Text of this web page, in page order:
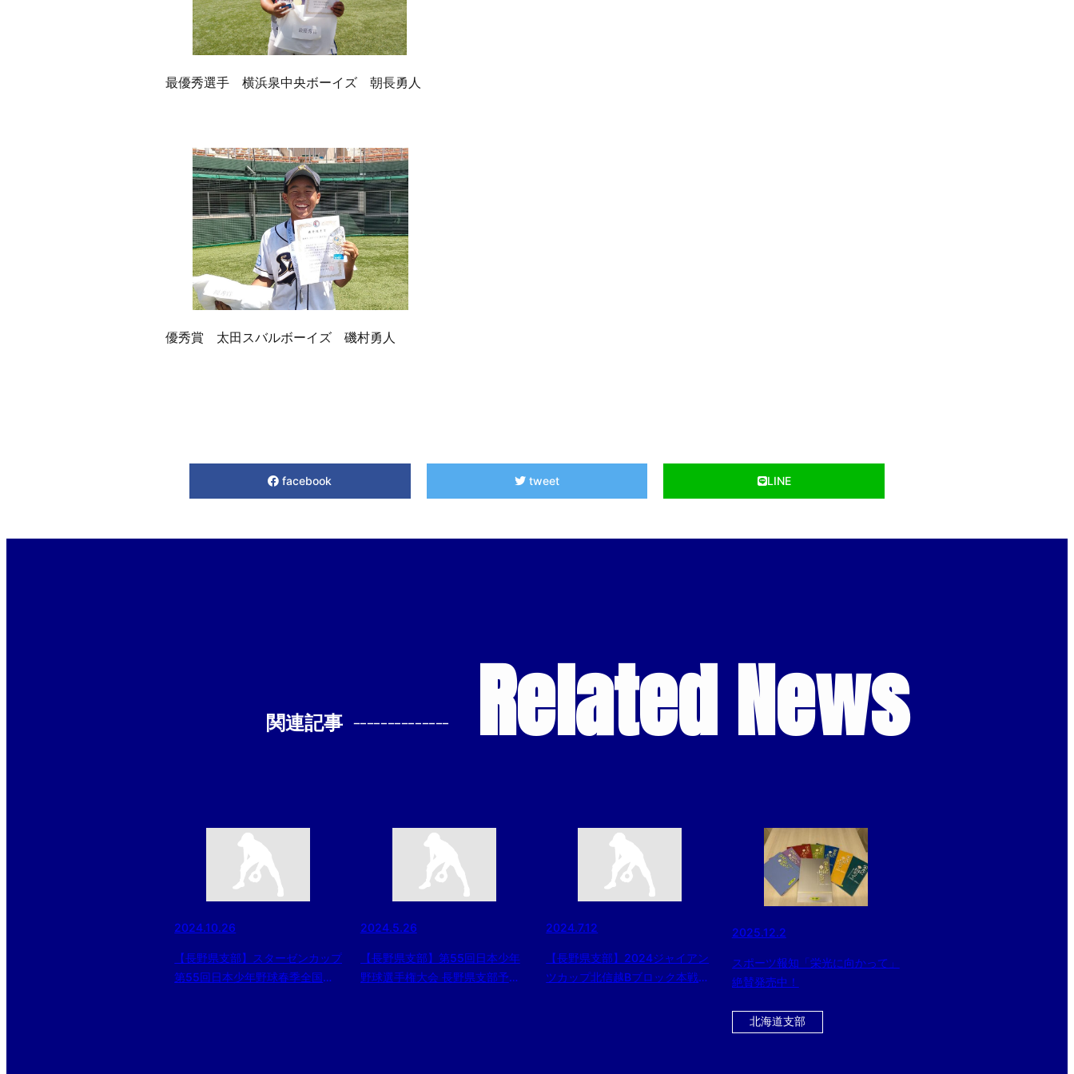
最優秀選手 横浜泉中央ボーイズ 朝長勇人
優秀賞 太田スバルボーイズ 磯村勇人
facebook tweet LINE
関連記事 -------------- Related News
2024.10.26
【長野県支部】スターゼンカップ
第55回日本少年野球春季全国大
2024.5.26
【長野県支部】第55回日本少年
野球選手権大会 長野県支部予
2024.7.12
【長野県支部】2024ジャイアン
ツカップ北信越Bブロック本戦代
2025.12.2
スポーツ報知「栄光に向かって」
絶賛発売中！
北海道支部